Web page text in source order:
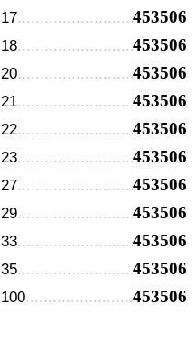
17 453506
18 453506
20 453506
21 453506
22 453506
23 453506
27 453506
29 453506
33 453506
35 453506
100 453506